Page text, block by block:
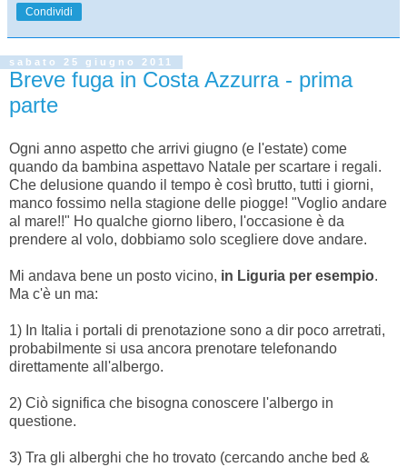
Condividi
sabato 25 giugno 2011
Breve fuga in Costa Azzurra - prima
parte
Ogni anno aspetto che arrivi giugno (e l'estate) come
quando da bambina aspettavo Natale per scartare i regali.
Che delusione quando il tempo è così brutto, tutti i giorni,
manco fossimo nella stagione delle piogge! "Voglio andare
al mare!!" Ho qualche giorno libero, l'occasione è da
prendere al volo, dobbiamo solo scegliere dove andare.
Mi andava bene un posto vicino, in Liguria per esempio.
Ma c'è un ma:
1) In Italia i portali di prenotazione sono a dir poco arretrati,
probabilmente si usa ancora prenotare telefonando
direttamente all'albergo.
2) Ciò significa che bisogna conoscere l'albergo in
questione.
3) Tra gli alberghi che ho trovato (cercando anche bed &